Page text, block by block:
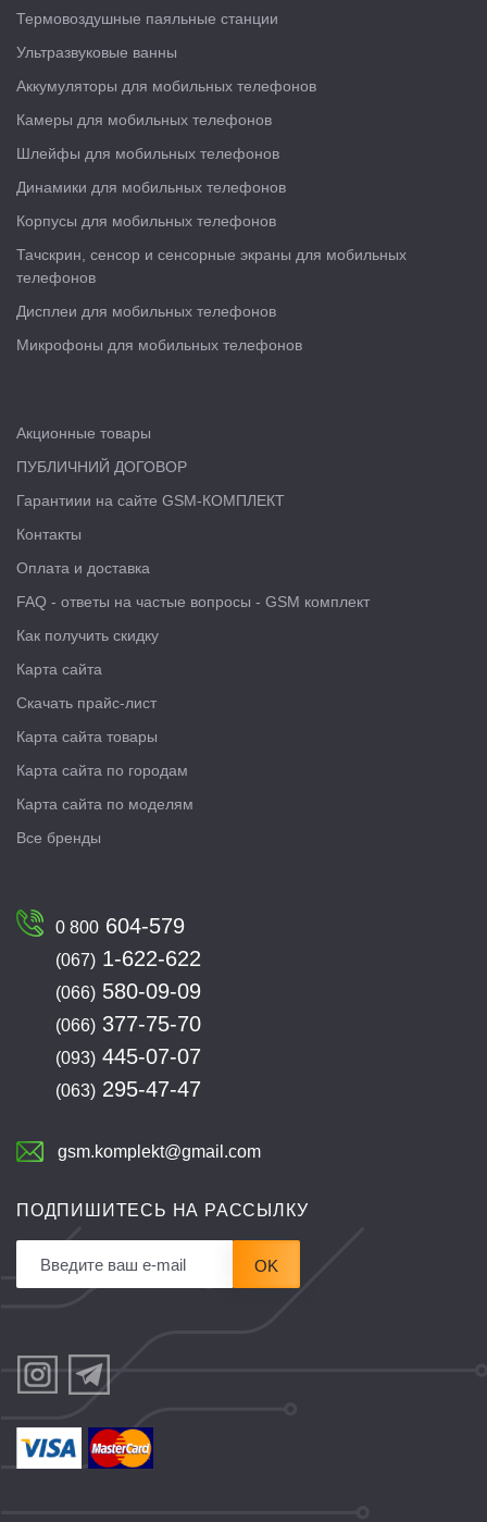
Термовоздушные паяльные станции
Ультразвуковые ванны
Аккумуляторы для мобильных телефонов
Камеры для мобильных телефонов
Шлейфы для мобильных телефонов
Динамики для мобильных телефонов
Корпусы для мобильных телефонов
Тачскрин, сенсор и сенсорные экраны для мобильных
телефонов
Дисплеи для мобильных телефонов
Микрофоны для мобильных телефонов
Акционные товары
ПУБЛИЧНИЙ ДОГОВОР
Гарантиии на сайте GSM-КОМПЛЕКТ
Контакты
Оплата и доставка
FAQ - ответы на частые вопросы - GSM комплект
Как получить скидку
Карта сайта
Скачать прайс-лист
Карта сайта товары
Карта сайта по городам
Карта сайта по моделям
Все бренды
0 800 604-579
(067) 1-622-622
(066) 580-09-09
(066) 377-75-70
(093) 445-07-07
(063) 295-47-47
gsm.komplekt@gmail.com
ПОДПИШИТЕСЬ НА РАССЫЛКУ
OK